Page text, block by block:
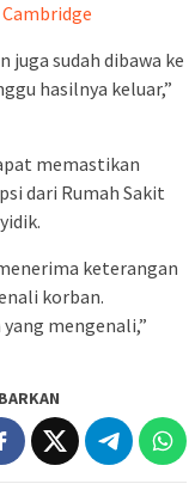
Cambridge
juga sudah dibawa ke
hasilnya keluar,”
memastikan
dari Rumah Sakit
keterangan
korban.
mengenali,”